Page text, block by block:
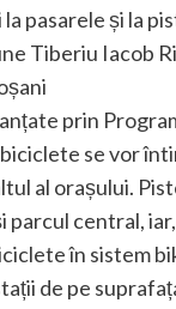
pasarele și la
Tiberiu Iacob
prin
se vor
al orașului.
parcul central,
în sistem
de pe